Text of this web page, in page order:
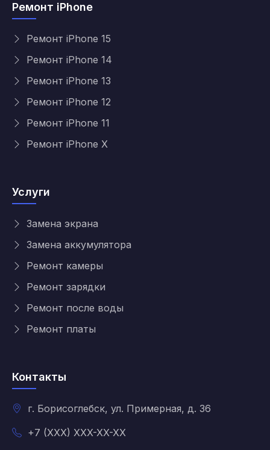
Ремонт iPhone
Ремонт iPhone 15
Ремонт iPhone 14
Ремонт iPhone 13
Ремонт iPhone 12
Ремонт iPhone 11
Ремонт iPhone X
Услуги
Замена экрана
Замена аккумулятора
Ремонт камеры
Ремонт зарядки
Ремонт после воды
Ремонт платы
Контакты
г. Борисоглебск, ул. Примерная, д. 36
+7 (XXX) XXX-XX-XX